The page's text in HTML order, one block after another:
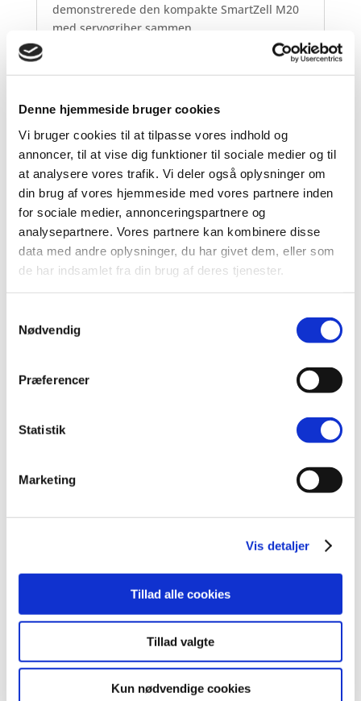
Denne hjemmeside bruger cookies
Vi bruger cookies til at tilpasse vores indhold og
annoncer, til at vise dig funktioner til sociale medier og til
at analysere vores trafik. Vi deler også oplysninger om
din brug af vores hjemmeside med vores partnere inden
for sociale medier, annonceringspartnere og
analysepartnere. Vores partnere kan kombinere disse
data med andre oplysninger, du har givet dem, eller som
de har indsamlet fra din brug af deres tjenester.
Nødvendig
Præferencer
Statistik
Marketing
Vis detaljer
Tillad alle cookies
Tillad valgte
Kun nødvendige cookies
demonstrerede den kompakte SmartZell M20
med servogriber sammen...
Læs de seneste QRS
Nyhederher
og variation, søges
QRS Job
virksomhed inden for industriel automation?
Maskinværkstedet er en central del af
robotløsninger. Her går vi...
QRS Nyheder
Vi søger en erfaren PLC-programmør til
udvikling og idriftsætning af
automationsudstyr omkring industrirobotter.
Stillingen forudsætter flere års hands-on